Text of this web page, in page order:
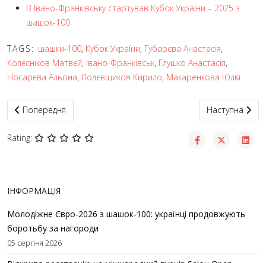
В Івано-Франківську стартував Кубок України – 2025 з
шашок-100
TAGS: шашки-100, Кубок України, Губарєва Анастасія,
Колєсніков Матвєй, Івано-Франківськ, Глушко Анастасія,
Носарєва Альона, Полєвщиков Кирило, Макаренкова Юлія
Попередня стаття: Юлія Макаренкова та Анастасія Глушко
Попередня Наступна
Наступна
Rating:
ІНФОРМАЦІЯ
Молодіжне Євро-2026 з шашок-100: українці продовжують
боротьбу за нагороди
05 серпня 2026